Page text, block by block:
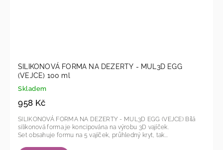
SILIKONOVÁ FORMA NA DEZERTY - MUL3D EGG
(VEJCE) 100 ml
Skladem
958 Kč
SILIKONOVÁ FORMA NA DEZERTY - MUL3D EGG (VEJCE) Bílá
silikonová forma je koncipována na výrobu 3D vajíček.
Set obsahuje formu na 5 vajíček, průhledný kryt, tak...